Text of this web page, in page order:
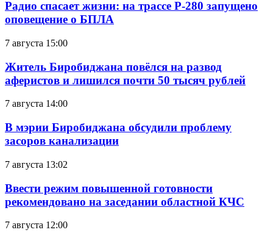
Радио спасает жизни: на трассе Р-280 запущено
оповещение о БПЛА
7 августа 15:00
Житель Биробиджана повёлся на развод
аферистов и лишился почти 50 тысяч рублей
7 августа 14:00
В мэрии Биробиджана обсудили проблему
засоров канализации
7 августа 13:02
Ввести режим повышенной готовности
рекомендовано на заседании областной КЧС
7 августа 12:00